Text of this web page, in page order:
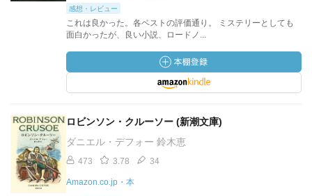
感想・レビュー
これは良かった。各ベストの評価通り。 ミステリーとしても
面白かったが、良い小説、ロードノ...
ロビンソン・クルーソー (新潮文庫)
ダニエル・デフォー 鈴木恵
473 3.78 34
Amazon.co.jp・本